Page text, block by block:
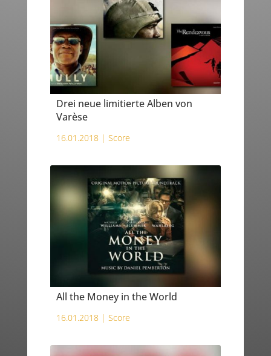
Drei neue limitierte Alben von
Varèse
16.01.2018 | Score
All the Money in the World
16.01.2018 | Score